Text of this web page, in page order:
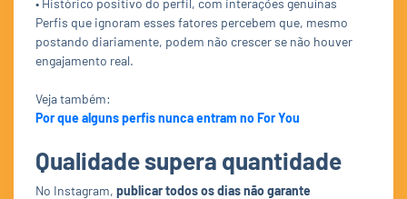
Perfis que ignoram esses fatores percebem que, mesmo
postando diariamente, podem não crescer se não houver
engajamento real.
Veja também:
Por que alguns perfis nunca entram no For You
Qualidade supera quantidade
No Instagram, publicar todos os dias não garante